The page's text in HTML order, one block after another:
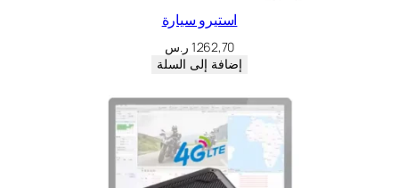
استيرو سيارة
1.262,70 ر.س
إضافة إلى السلة